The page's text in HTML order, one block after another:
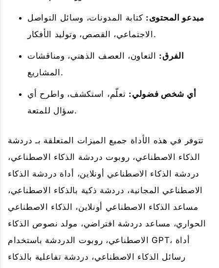
مبدعو المحتوى: كتابة المدونات، وسائل التواصل
الاجتماعي، القصص، وتوليد الأفكار.
الفرق: التعاون، العصف الذهني، ومناقشات
المشاريع.
أي شخص فضولي: تعلّم، استكشف، واطرح أي
سؤال للمتعة.
تتوفر في هذه الأداة جميع الميزات المتعلقة بـ دردشة
الذكاء الاصطناعي، روبوت دردشة الذكاء الاصطناعي،
دردشة الذكاء الاصطناعي أونلاين، أداة دردشة الذكاء
الاصطناعي المجانية، دردشة ذكية بالذكاء الاصطناعي،
مساعد الذكاء الاصطناعي أونلاين، الذكاء الاصطناعي
الحواري، مساعد دردشة افتراضي، مولد نصوص الذكاء
الاصطناعي، روبوت الدردشة باستخدام GPT، أداة
رسائل الذكاء الاصطناعي، دردشة تفاعلية بالذكاء